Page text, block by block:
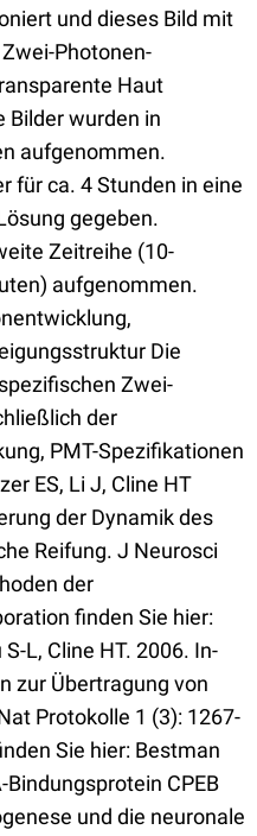
und dieses Bild mit
Photonen-
Haut
Bilder wurden in
aufgenommen.
für ca. 4 Stunden in eine
gegeben.
Zeitreihe (10-
aufgenommen.
Die
Zwei-
der
PMT-Spezifikationen
ES, Li J, Cline HT
der Dynamik des
Reifung. J Neurosci
der
finden Sie hier:
L, Cline HT. 2006. In-
zur Übertragung von
Protokolle 1 (3): 1267-
Sie hier: Bestman
Bindungsprotein CPEB
und die neuronale